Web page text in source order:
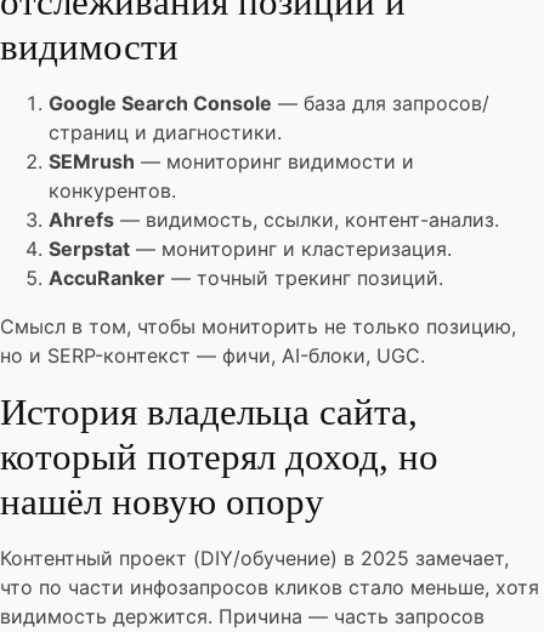
видимости
Google Search Console — база для запросов/
страниц и диагностики.
SEMrush — мониторинг видимости и
конкурентов.
Ahrefs — видимость, ссылки, контент-анализ.
Serpstat — мониторинг и кластеризация.
AccuRanker — точный трекинг позиций.
Смысл в том, чтобы мониторить не только позицию,
но и SERP-контекст — фичи, AI-блоки, UGC.
История владельца сайта,
который потерял доход, но
нашёл новую опору
Контентный проект (DIY/обучение) в 2025 замечает,
что по части инфозапросов кликов стало меньше, хотя
видимость держится. Причина — часть запросов